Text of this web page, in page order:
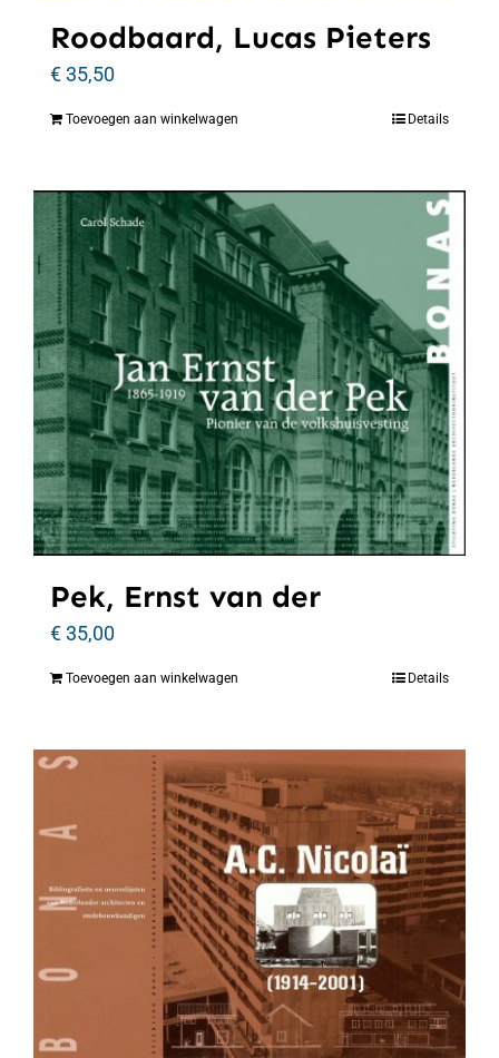
Roodbaard, Lucas Pieters
€35,50
Toevoegen aan winkelwagen Details
Pek, Ernst van der
€35,00
Toevoegen aan winkelwagen Details